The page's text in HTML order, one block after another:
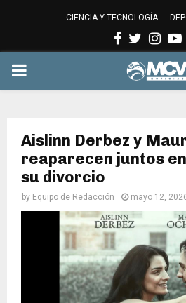
CIENCIA Y TECNOLOGÍA
Facebook
Twitter
PRIMARY
Aislinn Derbez y
reaparecen juntos
su divorcio
by Equipo de Redacción mayo 12,